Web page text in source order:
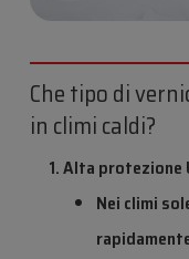
Che tipo di
in climi caldi?
Alta protezione
Nei climi